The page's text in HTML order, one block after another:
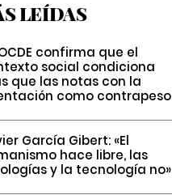
LEÍDAS
confirma que el
social condiciona
que las notas con la
como contrapeso
García Gibert: «El
hace libre, las
y la tecnología no»